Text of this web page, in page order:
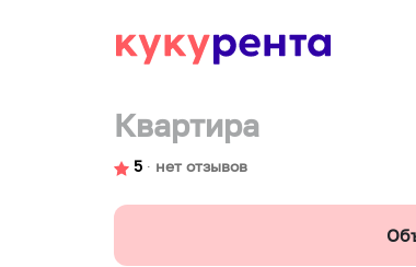
Квартира
5 ∙ нет отзывов